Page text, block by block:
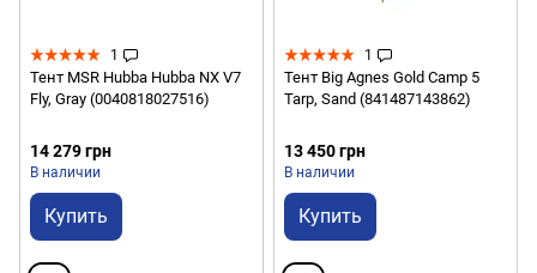
1
Тент MSR Hubba Hubba NX V7
Fly, Gray (0040818027516)
14 279 грн
В наличии
Купить
1
Тент Big Agnes Gold Camp 5
Tarp, Sand (841487143862)
13 450 грн
В наличии
Купить